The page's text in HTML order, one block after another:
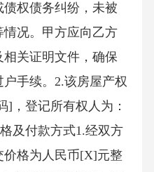
权债务纠纷，未被
况。甲方应向乙方
关证明文件，确保
手续。2.该房屋产权
]，登记所有权人为：
及付款方式1.经双方
价格为人民币[X]元整